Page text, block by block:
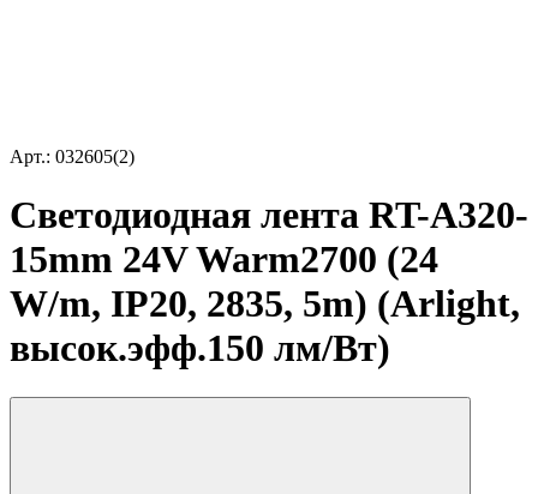
Арт.: 032605(2)
Светодиодная лента RT-A320-
15mm 24V Warm2700 (24
W/m, IP20, 2835, 5m) (Arlight,
высок.эфф.150 лм/Вт)